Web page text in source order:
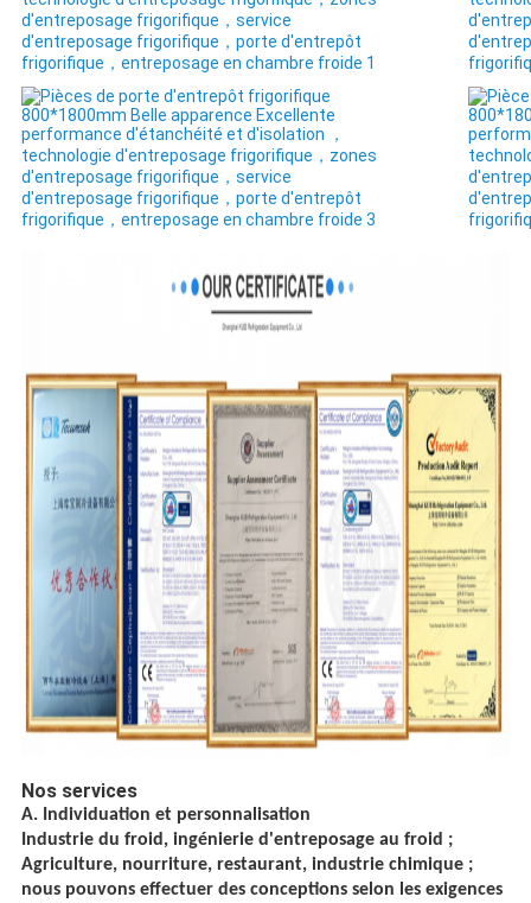
Nos services
A. Individuation et personnalisation
Industrie du froid, ingénierie d'entreposage au froid ;
Agriculture, nourriture, restaurant, industrie chimique ;
nous pouvons effectuer des conceptions selon les exigences